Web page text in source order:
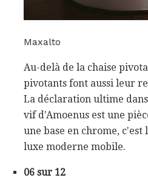
Maxalto
Au-delà de la chaise
pivotants font aussi leur
La déclaration ultime
vif d'Amoenus est une
une base en chrome,
luxe moderne mobile.
06 sur 12